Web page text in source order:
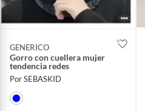
GENERICO
Gorro con cuellera mujer
tendencia redes
Por SEBASKID